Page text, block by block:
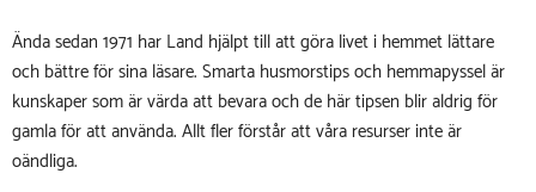
Ända sedan 1971 har Land hjälpt till att göra livet i hemmet lättare
och bättre för sina läsare. Smarta husmorstips och hemmapyssel är
kunskaper som är värda att bevara och de här tipsen blir aldrig för
gamla för att använda. Allt fler förstår att våra resurser inte är
oändliga.